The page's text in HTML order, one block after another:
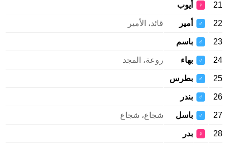
21
♀ أيوب
22
♂ أمير قائد، الأمير
23
♂ باسم
24
♂ بهاء روعة، المجد
25
♂ بطرس
26
♂ بندر
27
♂ باسل شجاع، شجاع
28
♀ بدر